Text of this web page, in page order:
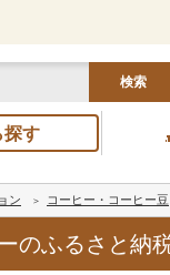
検索
探す
ン コーヒー・コーヒー豆
のふるさと納